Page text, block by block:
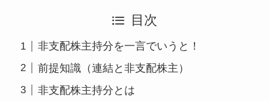
目次
非支配株主持分を一言でいうと！
前提知識（連結と非支配株主）
非支配株主持分とは